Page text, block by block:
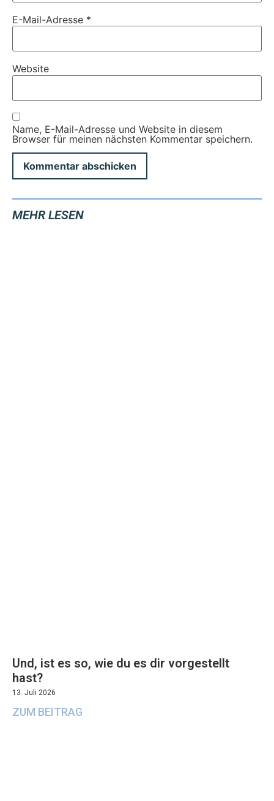
E-Mail-Adresse *
Website
Name, E-Mail-Adresse und Website in diesem
Browser für meinen nächsten Kommentar speichern.
MEHR LESEN
Und, ist es so, wie du es dir vorgestellt
hast?
13. Juli 2026
ZUM BEITRAG